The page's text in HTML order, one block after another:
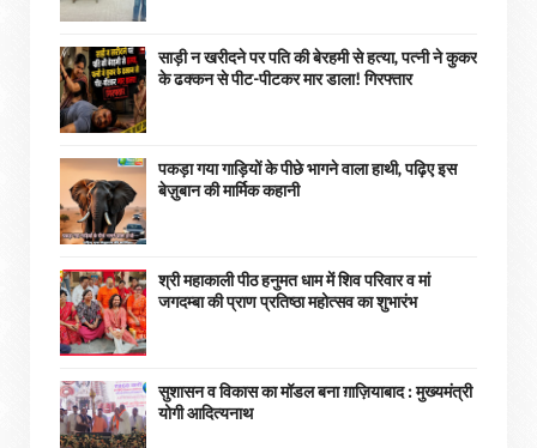
साड़ी न खरीदने पर पति की बेरहमी से हत्या, पत्नी ने कुकर
के ढक्कन से पीट-पीटकर मार डाला! गिरफ्तार
पकड़ा गया गाड़ियों के पीछे भागने वाला हाथी, पढ़िए इस
बेज़ुबान की मार्मिक कहानी
श्री महाकाली पीठ हनुमत धाम में शिव परिवार व मां
जगदम्बा की प्राण प्रतिष्ठा महोत्सव का शुभारंभ
सुशासन व विकास का मॉडल बना ग़ाज़ियाबाद : ​मुख्यमंत्री
योगी आदित्यनाथ